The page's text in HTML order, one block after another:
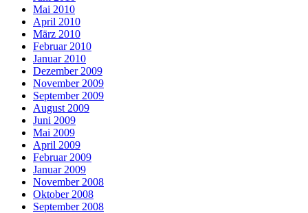
Mai 2010
April 2010
März 2010
Februar 2010
Januar 2010
Dezember 2009
November 2009
September 2009
August 2009
Juni 2009
Mai 2009
April 2009
Februar 2009
Januar 2009
November 2008
Oktober 2008
September 2008